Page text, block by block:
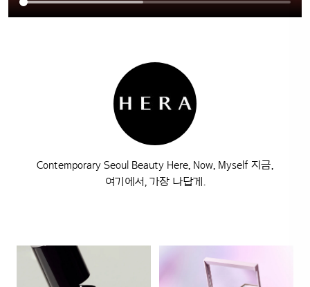
Contemporary Seoul Beauty Here, Now, Myself 지금,
여기에서, 가장 나답게.